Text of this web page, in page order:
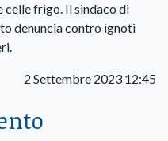
celle frigo. Il sindaco di
denuncia contro ignoti
2 Settembre 2023 12:45